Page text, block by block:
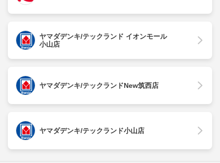
ヤマダデンキ/テックランド イオンモール
小山店
ヤマダデンキ/テックランドNew筑西店
ヤマダデンキ/テックランド小山店